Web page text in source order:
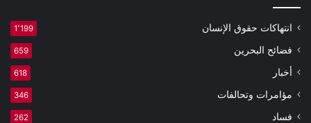
انتهاكات حقوق الإنسان 1٬199
فضائح البحرين 659
أخبار 618
مؤامرات وتحالفات 346
فساد 262